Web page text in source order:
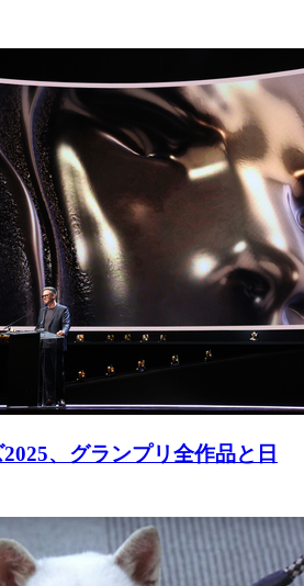
、グランプリ全作品と日